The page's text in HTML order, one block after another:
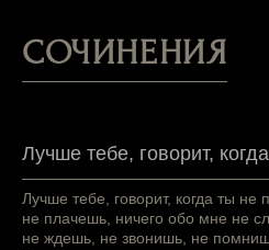
СОЧИНЕНИЯ
Лучше тебе, говорит,
Лучше тебе, говорит, когда ты не
не плачешь, ничего обо мне не
не ждешь, не звонишь, не